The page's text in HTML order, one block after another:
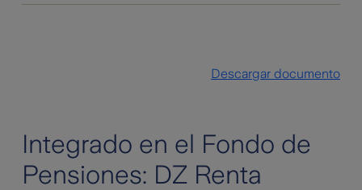
Descargar documento
Integrado en el Fondo de
Pensiones: DZ Renta